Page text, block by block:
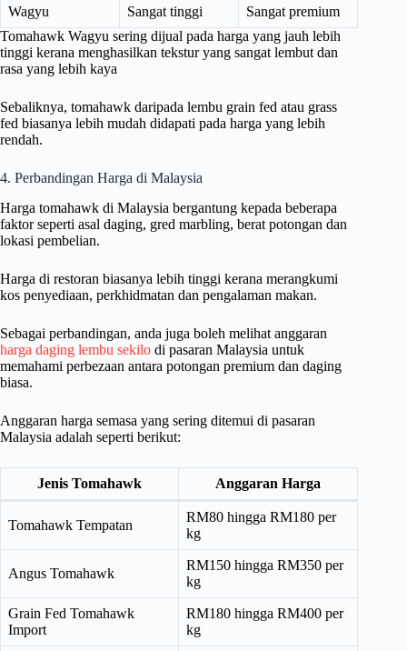
Wagyu Sangat tinggi
Sangat premium
Tomahawk Wagyu sering dijual pada harga yang jauh lebih
tinggi kerana menghasilkan tekstur yang sangat lembut dan
rasa yang lebih kaya
Sebaliknya, tomahawk daripada lembu grain fed atau grass
fed biasanya lebih mudah didapati pada harga yang lebih
rendah.
4. Perbandingan Harga di Malaysia
Harga tomahawk di Malaysia bergantung kepada beberapa
faktor seperti asal daging, gred marbling, berat potongan dan
lokasi pembelian.
Harga di restoran biasanya lebih tinggi kerana merangkumi
kos penyediaan, perkhidmatan dan pengalaman makan.
Sebagai perbandingan, anda juga boleh melihat anggaran
harga daging lembu sekilo di pasaran Malaysia untuk
memahami perbezaan antara potongan premium dan daging
biasa.
Anggaran harga semasa yang sering ditemui di pasaran
Malaysia adalah seperti berikut:
Jenis Tomahawk Anggaran Harga
Tomahawk Tempatan
RM80 hingga RM180 per
kg
Angus Tomahawk
RM150 hingga RM350 per
kg
Grain Fed Tomahawk
Import
RM180 hingga RM400 per
kg